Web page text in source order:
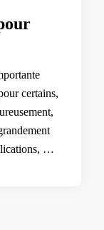
certains,
…